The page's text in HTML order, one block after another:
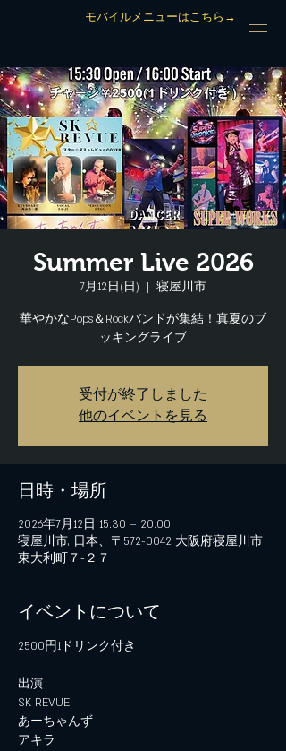
モバイルメニューはこちら→
Summer Live 2026
7月12日(日)
  |
寝屋川市
華やかなPops＆Rockバンドが集結！真夏のブ
ッキングライブ
受付が終了しました
他のイベントを見る
日時・場所
2026年7月12日 15:30 – 20:00
寝屋川市, 日本、〒572-0042 大阪府寝屋川市
東大利町７−２７
イベントについて
2500円1ドリンク付き
出演
SK REVUE
あーちゃんず
アキラ